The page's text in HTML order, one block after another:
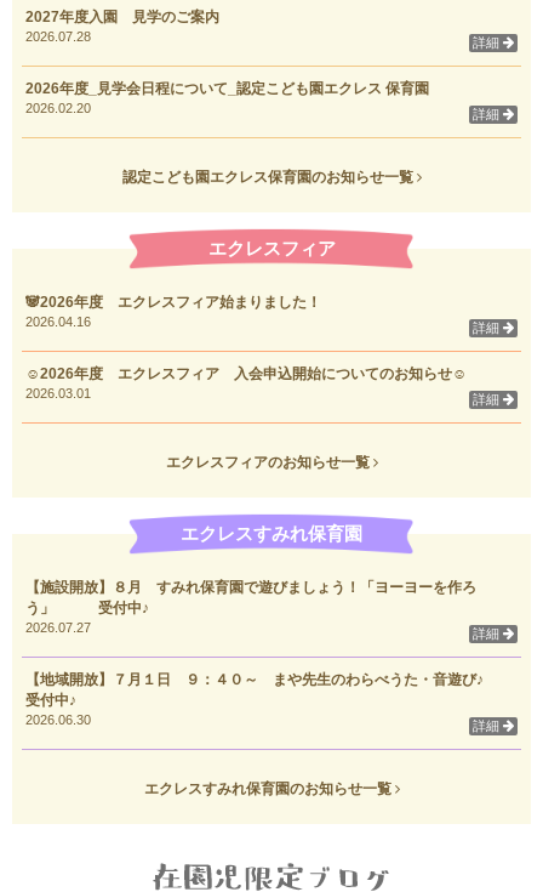
2027年度入園 見学のご案内
2026.07.28 詳細
2026年度_見学会日程について_認定こども園エクレス 保育園
2026.02.20 詳細
認定こども園エクレス保育園のお知らせ一覧
エクレスフィア
🐼2026年度 エクレスフィア始まりました！
2026.04.16 詳細
☺2026年度 エクレスフィア 入会申込開始についてのお知らせ☺
2026.03.01 詳細
エクレスフィアのお知らせ一覧
エクレスすみれ保育園
【施設開放】８月 すみれ保育園で遊びましょう！「ヨーヨーを作ろ
う」 受付中♪
2026.07.27 詳細
【地域開放】７月１日 ９：４０～ まや先生のわらべうた・音遊び♪
受付中♪
2026.06.30 詳細
エクレスすみれ保育園のお知らせ一覧